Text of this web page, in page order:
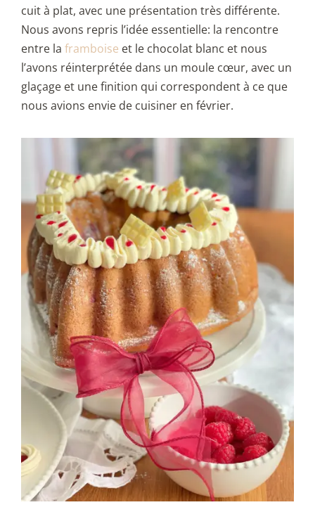
cuit à plat, avec une présentation très différente.
Nous avons repris l’idée essentielle: la rencontre
entre la framboise et le chocolat blanc et nous
l’avons réinterprétée dans un moule cœur, avec un
glaçage et une finition qui correspondent à ce que
nous avions envie de cuisiner en février.